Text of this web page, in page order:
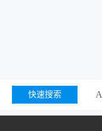
快速搜索 A